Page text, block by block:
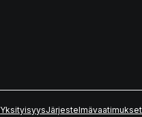
YksityisyysJärjestelmävaatimukset